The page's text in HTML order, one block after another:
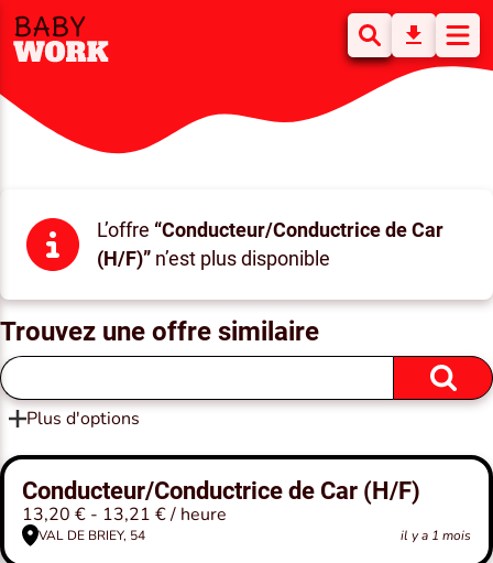
L’offre “Conducteur/Conductrice de Car
(H/F)” n’est plus disponible
Trouvez une offre similaire
Plus d'options
Conducteur/Conductrice de Car (H/F)
13,20 € - 13,21 € / heure
VAL DE BRIEY, 54 il y a 1 mois